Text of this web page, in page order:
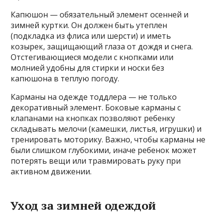
Капюшон — обязательный элемент осенней и
зимней куртки. Он должен быть утеплен
(подкладка из флиса или шерсти) и иметь
козырек, защищающий глаза от дождя и снега.
Отстегивающиеся модели с кнопками или
молнией удобны для стирки и носки без
капюшона в теплую погоду.
Карманы на одежде тоддлера — не только
декоративный элемент. Боковые карманы с
клапанами на кнопках позволяют ребенку
складывать мелочи (камешки, листья, игрушки) и
тренировать моторику. Важно, чтобы карманы не
были слишком глубокими, иначе ребенок может
потерять вещи или травмировать руку при
активном движении.
Уход за зимней одеждой